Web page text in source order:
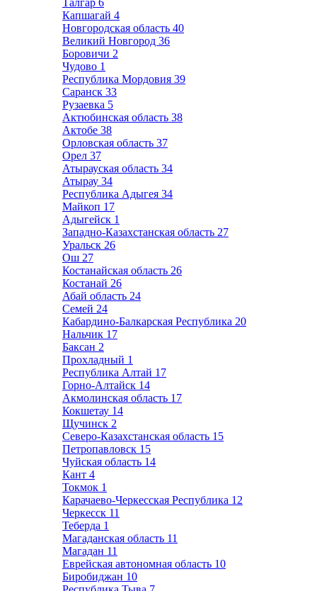
Талгар 6
Капшагай 4
Новгородская область 40
Великий Новгород 36
Боровичи 2
Чудово 1
Республика Мордовия 39
Саранск 33
Рузаевка 5
Актюбинская область 38
Актобе 38
Орловская область 37
Орел 37
Атырауская область 34
Атырау 34
Республика Адыгея 34
Майкоп 17
Адыгейск 1
Западно-Казахстанская область 27
Уральск 26
Ош 27
Костанайская область 26
Костанай 26
Абай область 24
Семей 24
Кабардино-Балкарская Республика 20
Нальчик 17
Баксан 2
Прохладный 1
Республика Алтай 17
Горно-Алтайск 14
Акмолинская область 17
Кокшетау 14
Щучинск 2
Северо-Казахстанская область 15
Петропавловск 15
Чуйская область 14
Кант 4
Токмок 1
Карачаево-Черкесская Республика 12
Черкесск 11
Теберда 1
Магаданская область 11
Магадан 11
Еврейская автономная область 10
Биробиджан 10